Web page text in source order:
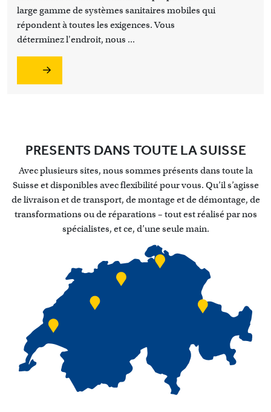
large gamme de systèmes sanitaires mobiles qui
répondent à toutes les exigences. Vous
déterminez l'endroit, nous ...
PRESENTS DANS TOUTE LA SUISSE
Avec plusieurs sites, nous sommes présents dans toute la
Suisse et disponibles avec flexibilité pour vous. Qu’il s’agisse
de livraison et de transport, de montage et de démontage, de
transformations ou de réparations – tout est réalisé par nos
spécialistes, et ce, d’une seule main.